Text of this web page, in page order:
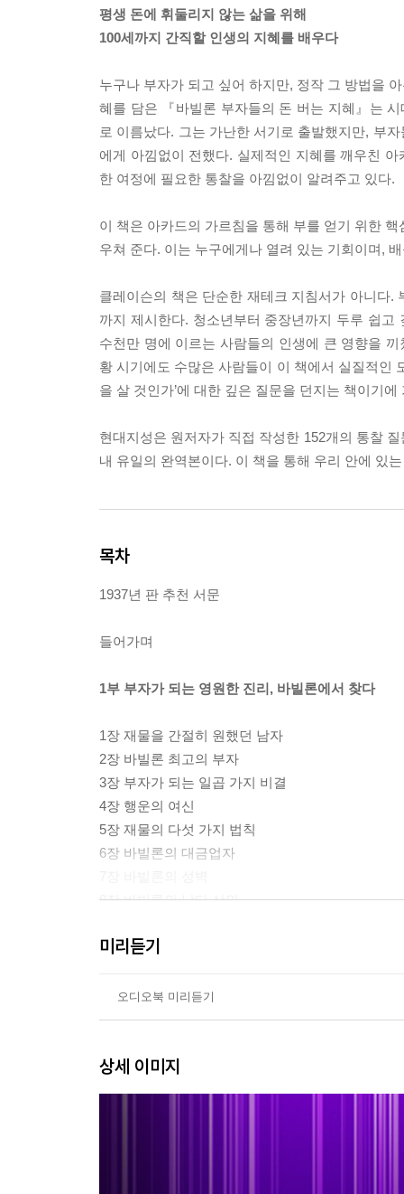
평생 돈에 휘둘리지 않는 삶을 위해
100세까지 간직할 인생의 지혜를 배우다
누구나 부자가 되고 싶어 하지만, 정작 그 방법을
혜를 담은 『바빌론 부자들의 돈 버는 지혜』는
로 이름났다. 그는 가난한 서기로 출발했지만, 부
에게 아낌없이 전했다. 실제적인 지혜를 깨우친
한 여정에 필요한 통찰을 아낌없이 알려주고 있다.
이 책은 아카드의 가르침을 통해 부를 얻기 위한
우쳐 준다. 이는 누구에게나 열려 있는 기회이며,
클레이슨의 책은 단순한 재테크 지침서가 아니다
까지 제시한다. 청소년부터 중장년까지 두루 쉽
수천만 명에 이르는 사람들의 인생에 큰 영향을
황 시기에도 수많은 사람들이 이 책에서 실질적인
을 살 것인가’에 대한 깊은 질문을 던지는 책이기에
현대지성은 원저자가 직접 작성한 152개의 통찰
내 유일의 완역본이다. 이 책을 통해 우리 안에 있
목차
1937년 판 추천 서문
들어가며
1부 부자가 되는 영원한 진리, 바빌론에서 찾다
1장 재물을 간절히 원했던 남자
2장 바빌론 최고의 부자
3장 부자가 되는 일곱 가지 비결
4장 행운의 여신
5장 재물의 다섯 가지 법칙
6장 바빌론의 대금업자
8장 바빌론의 낙타 상인
10장 바빌론에서 운이 가장 좋은 남자
2부 새로운 깨달음: 더 깊은 질문들
12장 부자가 되기 위해 공부하는 방법
미리듣기
오디오북 미리듣기
상세 이미지